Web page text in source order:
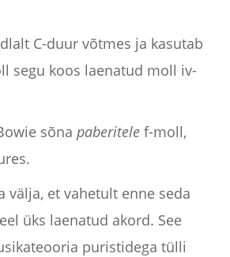
C-duur võtmes ja kasutab
segu koos laenatud moll iv-
sõna paberitelef-moll,
välja, et vahetult enne seda
üks laenatud akord. See
puristidega tülli